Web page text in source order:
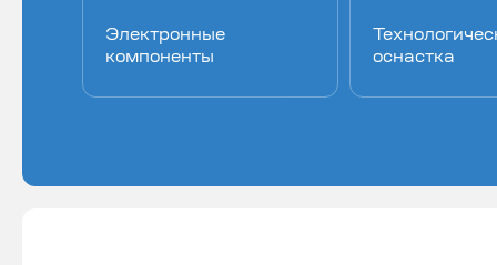
Электронные
компоненты
оснастка